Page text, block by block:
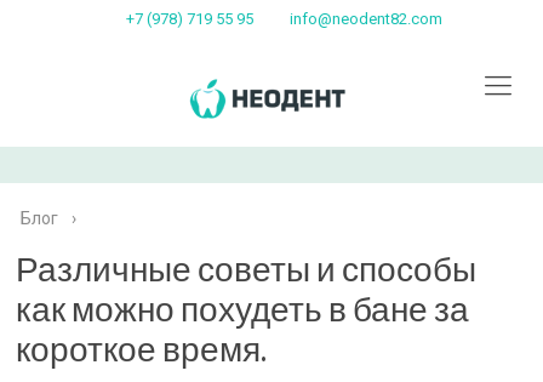
+7 (978) 719 55 95 info@neodent82.com
Блог ›
Различные советы и способы
как можно похудеть в бане за
короткое время.